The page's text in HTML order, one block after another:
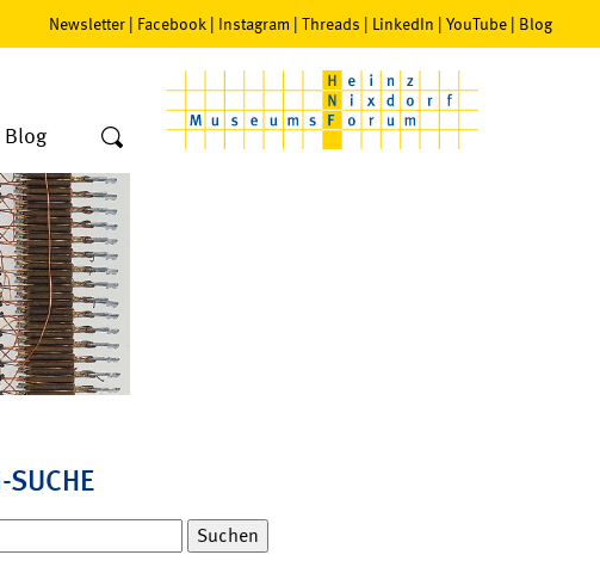
Newsletter | Facebook | Instagram | Threads | LinkedIn | YouTube | Blog
Blog
SUCHE